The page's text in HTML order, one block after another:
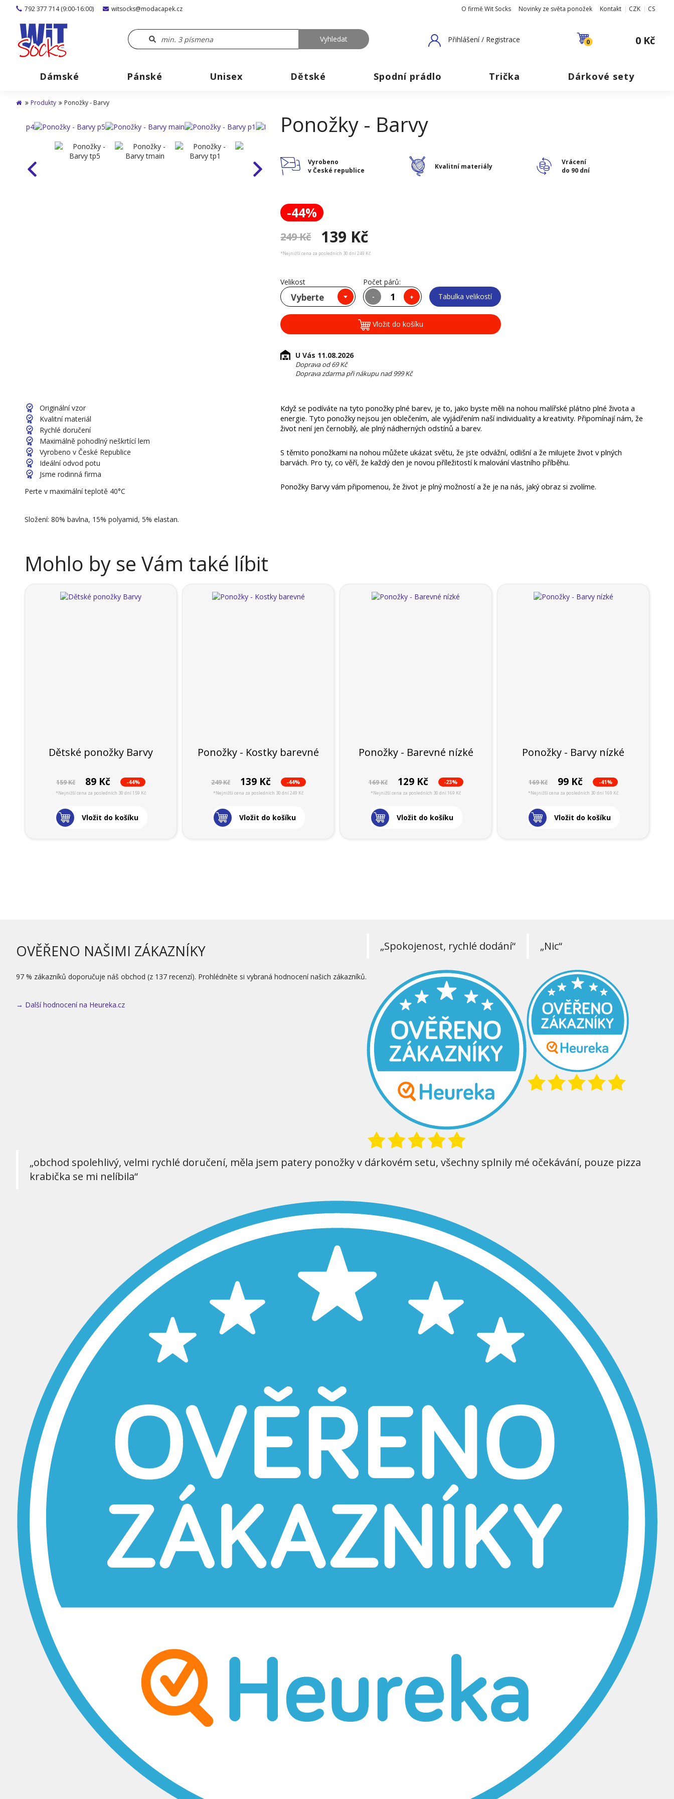
792 377 714 (9:00-16:00) witsocks@modacapek.cz O firmě Wit Socks Novinky ze světa ponožek Kontakt CZK CS
Přihlášení / Registrace 0 0 Kč
Dámské Pánské Unisex Dětské Spodní prádlo Trička Dárkové sety
Produkty Ponožky - Barvy
Ponožky - Barvy
Vyrobeno
v České republice
Kvalitní materiály
Vrácení
do 90 dní
-44%
249 Kč 139 Kč
*Nejnižší cena za posledních 30 dní 249 Kč
Velikost
Vyberte
Počet párů:
- + Tabulka velikostí
Vložit do košíku
U Vás 11.08.2026
Doprava od 69 Kč
Doprava zdarma při nákupu nad 999 Kč
Originální vzor
Kvalitní materiál
Rychlé doručení
Maximálně pohodlný neškrtící lem
Vyrobeno v České Republice
Ideální odvod potu
Jsme rodinná firma
Perte v maximální teplotě 40°C
Složení: 80% bavlna, 15% polyamid, 5% elastan.
Když se podíváte na tyto ponožky plné barev, je to, jako byste měli na nohou malířské plátno plné života a
energie. Tyto ponožky nejsou jen oblečením, ale vyjádřením naší individuality a kreativity. Připomínají nám, že
život není jen černobílý, ale plný nádherných odstínů a barev.
S těmito ponožkami na nohou můžete ukázat světu, že jste odvážní, odlišní a že milujete život v plných
barvách. Pro ty, co věří, že každý den je novou příležitostí k malování vlastního příběhu.
Ponožky Barvy vám připomenou, že život je plný možností a že je na nás, jaký obraz si zvolíme.
Mohlo by se Vám také líbit
Dětské ponožky Barvy
159 Kč 89 Kč -44%
*Nejnižší cena za posledních 30 dní 159 Kč
Vložit do košíku
Ponožky - Kostky barevné
249 Kč 139 Kč -44%
*Nejnižší cena za posledních 30 dní 249 Kč
Vložit do košíku
Ponožky - Barevné nízké
169 Kč 129 Kč -23%
*Nejnižší cena za posledních 30 dní 169 Kč
Vložit do košíku
Ponožky - Barvy nízké
169 Kč 99 Kč -41%
*Nejnižší cena za posledních 30 dní 169 Kč
Vložit do košíku
OVĚŘENO NAŠIMI ZÁKAZNÍKY
97 % zákazníků doporučuje náš obchod (z 137 recenzí). Prohlédněte si vybraná hodnocení našich zákazníků.
→ Další hodnocení na Heureka.cz
„Spokojenost, rychlé dodání“ „Nic“
„obchod spolehlivý, velmi rychlé doručení, měla jsem patery ponožky v dárkovém setu, všechny splnily mé očekávání, pouze pizza
krabička se mi nelíbila“